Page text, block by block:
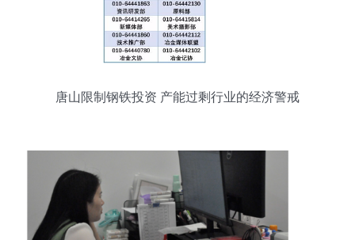
唐山限制钢铁投资 产能过剩行业的经济警戒